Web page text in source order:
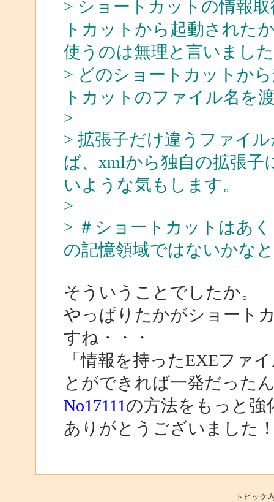
> ショートカットの情報
トカットから起動された
使うのは無理と言いまし
> どのショートカットか
トカットのファイル名を
>
> 拡張子だけ違うファイ
ば、xmlから独自の拡張子
いような気もします。
>
> ＃ショートカットはあ
の記憶領域ではないかな
そういうことでしたか。
やっぱりたかがショート
すね・・・
「情報を持ったEXEファ
とができれば一発だった
No17111の方法をもっと強
ありがとうございました
トピッ